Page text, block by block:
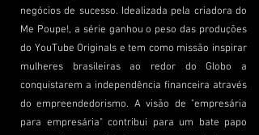
negócios de sucesso. Idealizada pela criadora do
Me Poupe!, a série ganhou o peso das produções
do YouTube Originals e tem como missão inspirar
mulheres brasileiras ao redor do Globo a
conquistarem a independência financeira através
do empreendedorismo. A visão de "empresária
para empresária" contribui para um bate papo